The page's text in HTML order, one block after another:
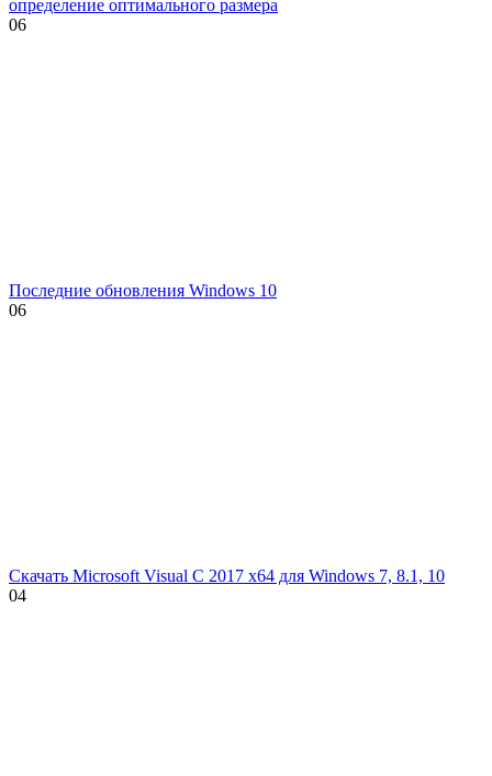
определение оптимального размера
06
Последние обновления Windows 10
06
Скачать Microsoft Visual C 2017 x64 для Windows 7, 8.1, 10
04